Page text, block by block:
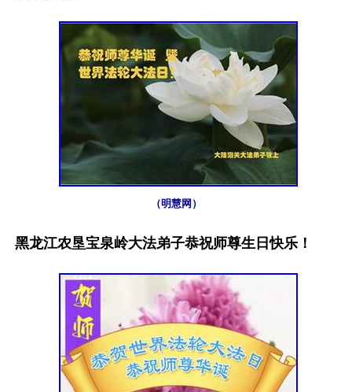
（明慧网）
黑龙江农垦宝泉岭大法弟子恭祝师尊生日快乐！